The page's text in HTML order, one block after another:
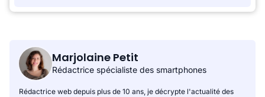
Marjolaine Petit
Rédactrice spécialiste des smartphones
Rédactrice web depuis plus de 10 ans, je décrypte l'actualité des